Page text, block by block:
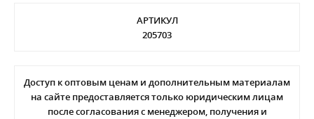
АРТИКУЛ
205703
Доступ к оптовым ценам и дополнительным материалам
на сайте предоставляется только юридическим лицам
после согласования с менеджером, получения и